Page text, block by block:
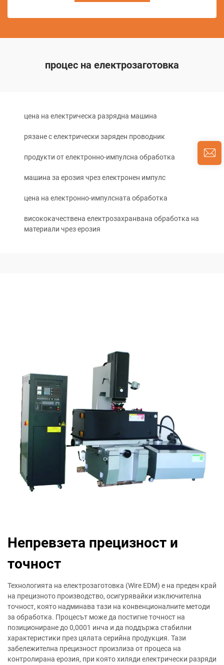
процес на електрозаготовка
цена на електрическа разрядна машина
рязане с електрически заряден проводник
продукти от електронно-импулсна обработка
машина за ерозия чрез електронен импулс
цена на електронно-импулсната обработка
висококачествена електрозахранвана обработка на
материали чрез ерозия
Непревзета прецизност и
точност
Технологията на електрозаготовка (Wire EDM) е на преден край
на прецизното производство, осигурявайки изключителна
точност, която надминава тази на конвенционалните методи
за обработка. Процесът може да постигне точност на
позициониране до 0,0001 инча и да поддържа стабилни
характеристики през цялата серийна продукция. Тази
забележителна прецизност произлиза от процеса на
контролирана ерозия, при която хиляди електрически разряди